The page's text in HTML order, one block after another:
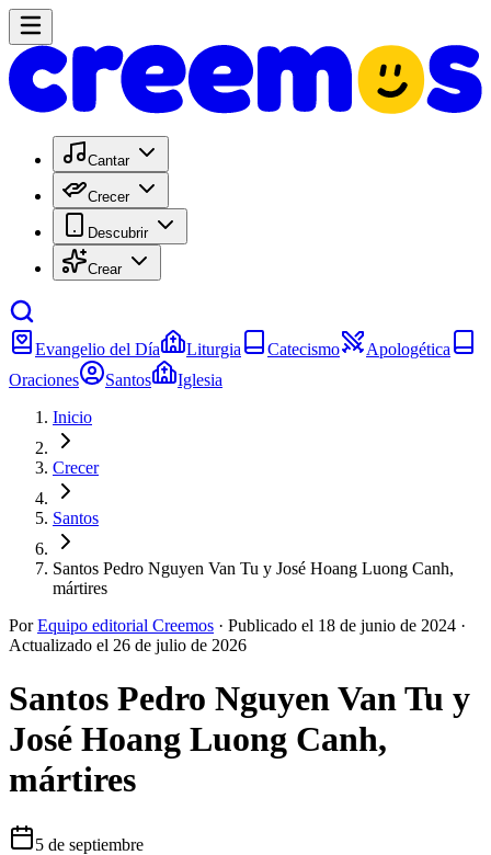
Cantar
Crecer
Descubrir
Crear
Evangelio del Día Liturgia Catecismo
Apologética
Oraciones
Santos
Iglesia
Inicio
Crecer
Santos
Santos Pedro Nguyen Van Tu y José Hoang Luong Canh,
mártires
Por Equipo editorial Creemos · Publicado el 18 de junio de 2024 ·
Actualizado el 26 de julio de 2026
Santos Pedro Nguyen Van Tu y
José Hoang Luong Canh,
mártires
5 de septiembre